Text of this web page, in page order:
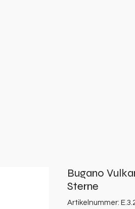
Bugano
Sterne
Artikelnummer: